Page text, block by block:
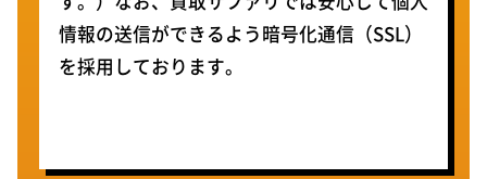
情報の送信ができるよう暗号化通信（SSL）
を採用しております。